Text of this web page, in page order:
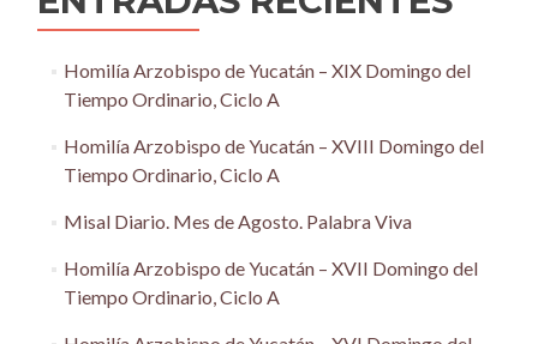
Homilía Arzobispo de Yucatán – XIX Domingo del
Tiempo Ordinario, Ciclo A
Homilía Arzobispo de Yucatán – XVIII Domingo del
Tiempo Ordinario, Ciclo A
Misal Diario. Mes de Agosto. Palabra Viva
Homilía Arzobispo de Yucatán – XVII Domingo del
Tiempo Ordinario, Ciclo A